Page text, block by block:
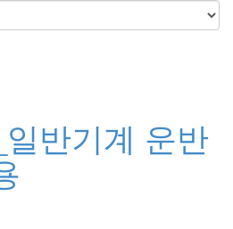
반기계 운반